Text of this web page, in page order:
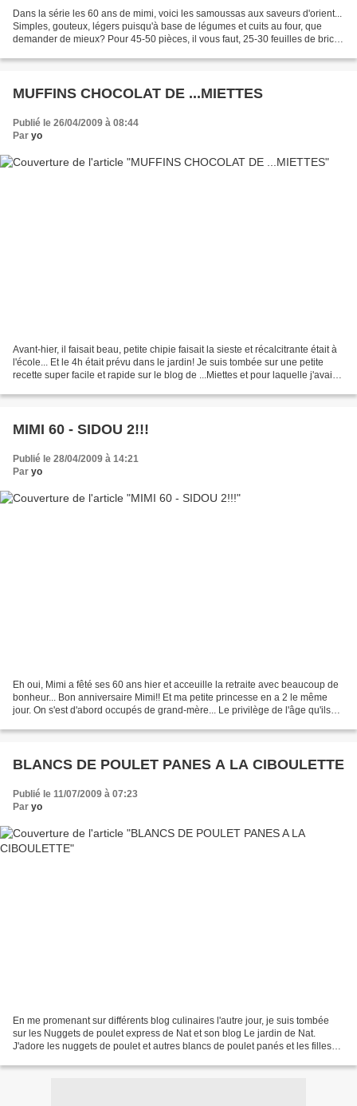
Dans la série les 60 ans de mimi, voici les samoussas aux saveurs d'orient...
Simples, gouteux, légers puisqu'à base de légumes et cuits au four, que
demander de mieux? Pour 45-50 pièces, il vous faut, 25-30 feuilles de brick
MUFFINS CHOCOLAT DE ...MIETTES
Publié le 26/04/2009 à 08:44
Par yo
Avant-hier, il faisait beau, petite chipie faisait la sieste et récalcitrante était à
l'école... Et le 4h était prévu dans le jardin! Je suis tombée sur une petite
recette super facile et rapide sur le blog de ...Miettes et pour laquelle j'avais
MIMI 60 - SIDOU 2!!!
Publié le 28/04/2009 à 14:21
Par yo
Eh oui, Mimi a fêté ses 60 ans hier et acceuille la retraite avec beaucoup de
bonheur... Bon anniversaire Mimi!! Et ma petite princesse en a 2 le même
jour. On s'est d'abord occupés de grand-mère... Le privilège de l'âge qu'ils
BLANCS DE POULET PANES A LA CIBOULETTE
Publié le 11/07/2009 à 07:23
Par yo
En me promenant sur différents blog culinaires l'autre jour, je suis tombée
sur les Nuggets de poulet express de Nat et son blog Le jardin de Nat.
J'adore les nuggets de poulet et autres blancs de poulet panés et les filles